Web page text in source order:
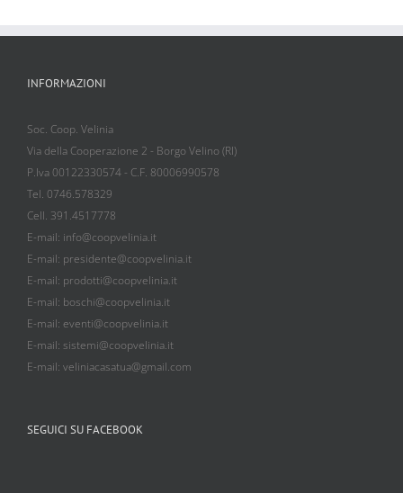
INFORMAZIONI
Soc. Coop. Velinia
Via della Cooperazione 2 - Borgo Velino (RI)
P.Iva 00122330574 - C.F. 80006990578
Tel. 0746.578329
Cell. 391.4517778
E-mail: info@coopvelinia.it
E-mail: presidente@coopvelinia.it
E-mail: prodotti@coopvelinia.it
E-mail: boschi@coopvelinia.it
E-mail: eventi@coopvelinia.it
E-mail: sistemi@coopvelinia.it
E-mail: veliniacasatua@gmail.com
SEGUICI SU FACEBOOK